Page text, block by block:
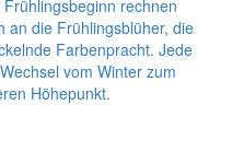
rechnen
an die Frühlingsblüher, die
Farbenpracht. Jede
vom Winter zum
Höhepunkt.